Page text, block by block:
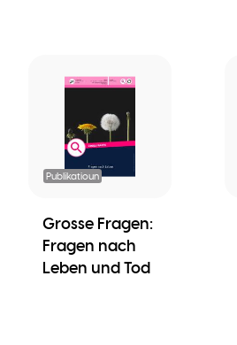
Publikatioun
Grosse Fragen:
Fragen nach
Leben und Tod